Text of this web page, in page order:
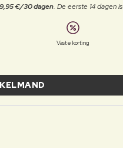
9,95 €/30 dagen. De eerste 14 dagen is
Vaste korting